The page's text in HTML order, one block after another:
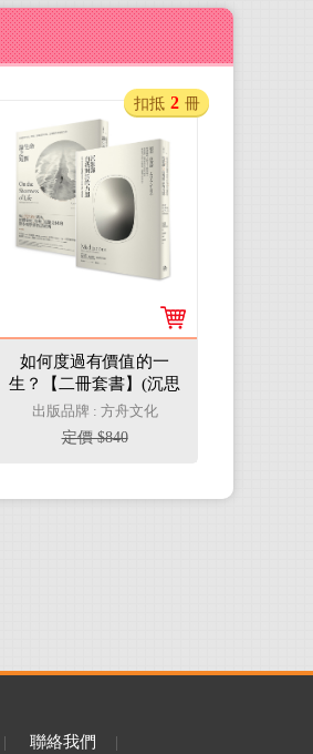
如何度過有價值的一
生？【二冊套書】(沉思
錄+論生命之短暫)
出版品牌 : 方舟文化
定價 $840
扣抵 2 冊
| 聯絡我們 |